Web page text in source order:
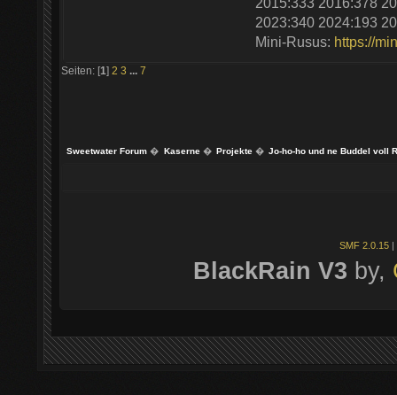
2023:340 2024:193
Mini-Rusus: https://
Seiten: [1] 2 3 ... 7
Sweetwater Forum � Kaserne� Projekte� Jo-ho-ho und ne Buddel voll
SMF 2.0.15 |
BlackRain V3 by,